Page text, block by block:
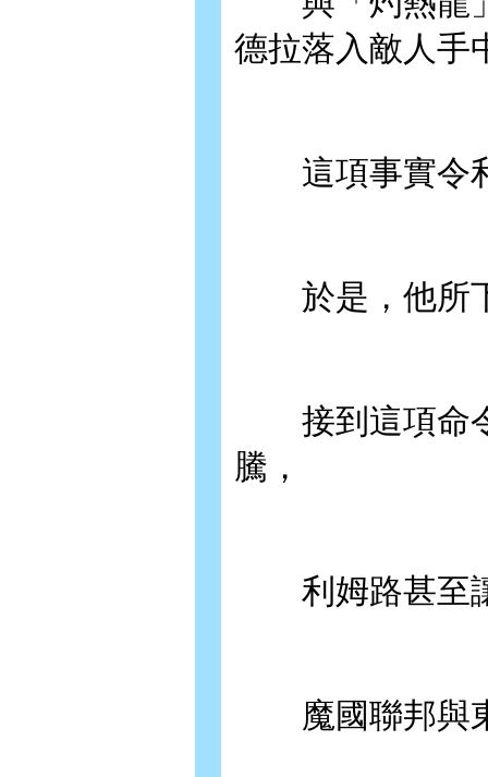
德拉落入敵人手
這項事實令
於是，他所下
接到這項命令
騰，
利姆路甚至
魔國聯邦與東